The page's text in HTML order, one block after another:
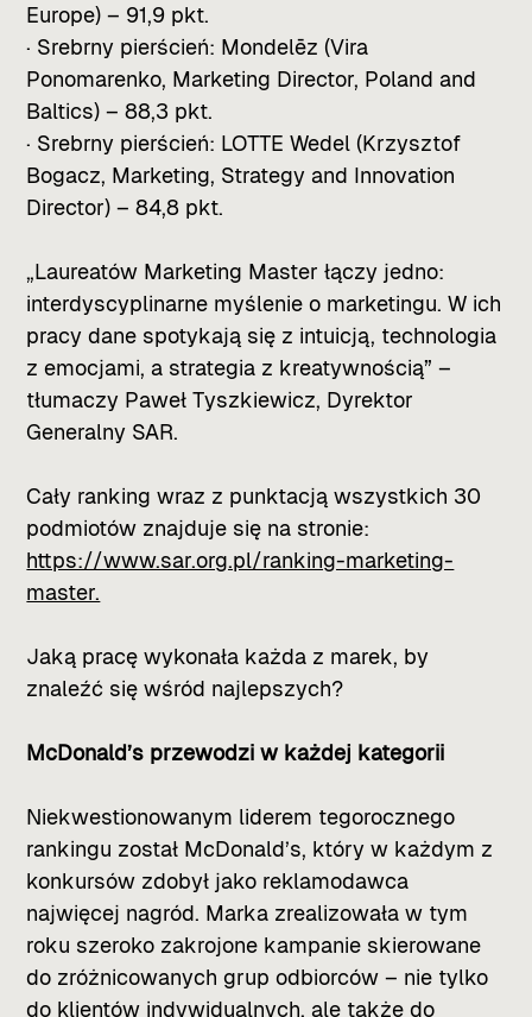
Europe) – 91,9 pkt.
· Srebrny pierścień: Mondelēz (Vira
Ponomarenko, Marketing Director, Poland and
Baltics) – 88,3 pkt.
· Srebrny pierścień: LOTTE Wedel (Krzysztof
Bogacz, Marketing, Strategy and Innovation
Director) – 84,8 pkt.
„Laureatów Marketing Master łączy jedno:
interdyscyplinarne myślenie o marketingu. W ich
pracy dane spotykają się z intuicją, technologia
z emocjami, a strategia z kreatywnością” –
tłumaczy Paweł Tyszkiewicz, Dyrektor
Generalny SAR.
Cały ranking wraz z punktacją wszystkich 30
podmiotów znajduje się na stronie:
https://www.sar.org.pl/ranking-marketing-
master.
Jaką pracę wykonała każda z marek, by
znaleźć się wśród najlepszych?
McDonald’s przewodzi w każdej kategorii
Niekwestionowanym liderem tegorocznego
rankingu został McDonald’s, który w każdym z
konkursów zdobył jako reklamodawca
najwięcej nagród. Marka zrealizowała w tym
roku szeroko zakrojone kampanie skierowane
do zróżnicowanych grup odbiorców – nie tylko
do klientów indywidualnych, ale także do